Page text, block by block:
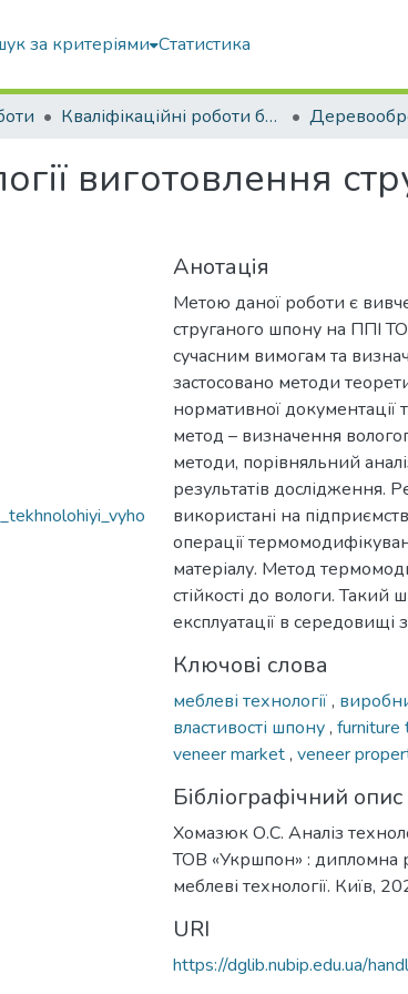
за критеріями Статистика
Кваліфікаційні роботи бакалаврів
виготовлення
Анотація
Метою даної роботи є
струганого шпону на ППІ
сучасним вимогам та
застосовано методи
нормативної документації
метод – визначення
методи, порівняльний
результатів дослідження.
використані на
операції
матеріалу. Метод
стійкості до вологи.
експлуатації в
Ключові слова
меблеві технології,
властивості шпону, furniture
veneer market, veneer
Бібліографічний опис
Хомазюк О.С. Аналіз
ТОВ «Укршпон» : дипломна
меблеві технології. Київ,
URI
https://dglib.nubip.edu.ua/